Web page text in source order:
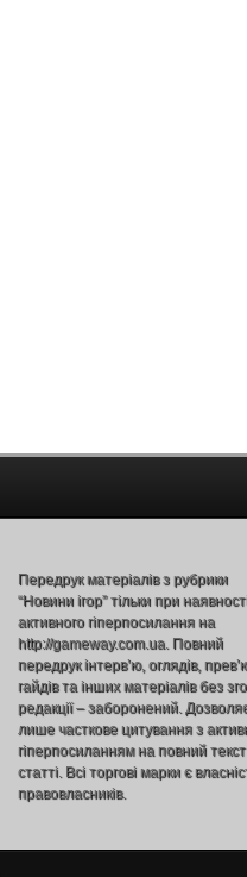
Передрук матеріалів з рубрики
“Новини ігор” тільки при
активного гіперпосилання на
http://gameway.com.ua. Повний
передрук інтерв’ю, оглядів,
гайдів та інших матеріалів без
редакції – заборонений.
лише часткове цитування з
гіперпосиланням на повний текст
статті. Всі торгові марки є
правовласників.